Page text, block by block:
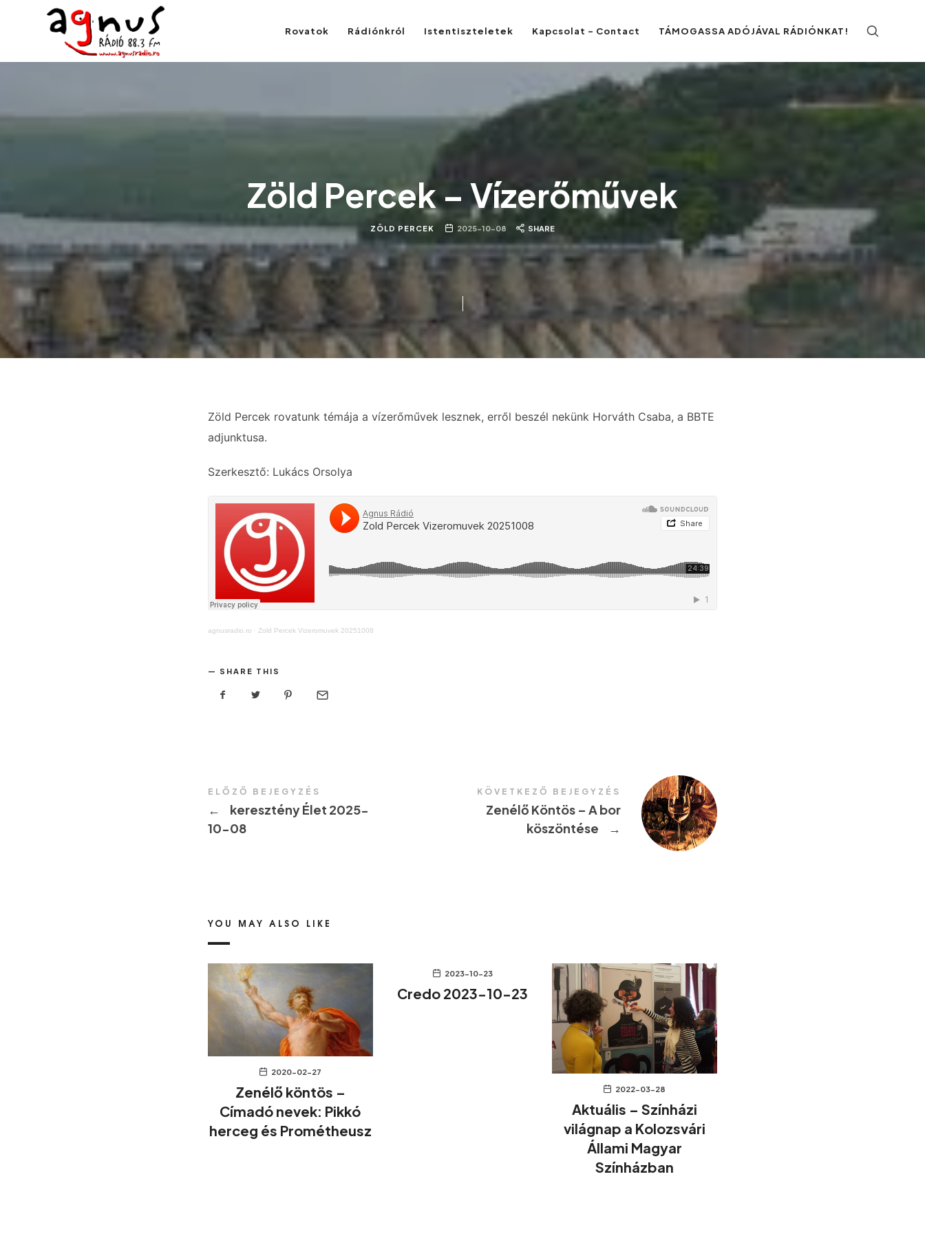
Agnus Rádió Rovatok Rádiónkról Istentiszteletek Kapcsolat – Contact TÁMOGASSA ADÓJÁVAL RÁDIÓNKAT!
Zöld Percek – Vízerőművek
ZÖLD PERCEK 2025-10-08 SHARE
Zöld Percek rovatunk témája a vízerőművek lesznek, erről beszél nekünk Horváth Csaba, a BBTE
adjunktusa.
Szerkesztő: Lukács Orsolya
agnusradio.ro · Zold Percek Vizeromuvek 20251008
SHARE THIS
ELŐZŐ BEJEGYZÉS
←
keresztény Élet 2025-
10-08
KÖVETKEZŐ BEJEGYZÉS
Zenélő Köntös – A bor
köszöntése
→
YOU MAY ALSO LIKE
2020-02-27
Zenélő köntös –
Címadó nevek: Pikkó
herceg és Prométheusz
2023-10-23
Credo 2023-10-23
2022-03-28
Aktuális – Színházi
világnap a Kolozsvári
Állami Magyar
Színházban